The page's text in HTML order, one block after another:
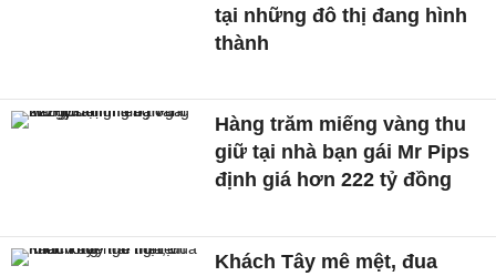
tại những đô thị đang hình
thành
Hàng trăm miếng vàng thu
giữ tại nhà bạn gái Mr Pips
định giá hơn 222 tỷ đồng
Khách Tây mê mệt, đua